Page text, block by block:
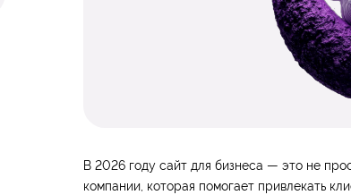
В 2026 году сайт для бизнеса — это не
компании, которая помогает привлекать